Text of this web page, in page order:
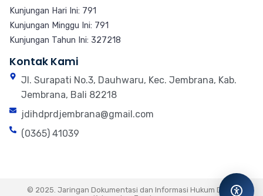
Kunjungan Hari Ini: 791
Kunjungan Minggu Ini: 791
Kunjungan Tahun Ini: 327218
Kontak Kami
Jl. Surapati No.3, Dauhwaru, Kec. Jembrana, Kab.
Jembrana, Bali 82218
jdihdprdjembrana@gmail.com
(0365) 41039
© 2025. Jaringan Dokumentasi dan Informasi Hukum DPRD